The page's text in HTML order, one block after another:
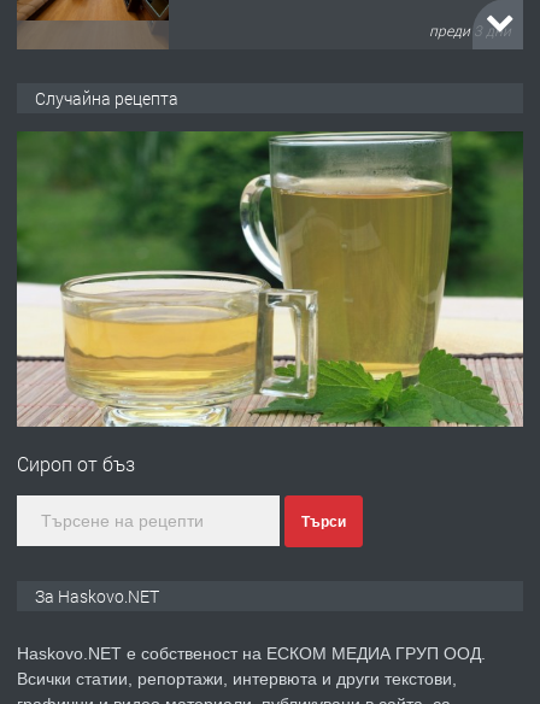
преди 3 дни
АПАРТАМЕНТ В ЦЕНТЪРА НА ГР.
ХАСКОВО
преди 4 дни
Давам гараж под наем
преди 4 дни
ПРЕДЛАГА
№4120 Магазин/Офис под наем в кв.
преди 5 дни
Случайна рецепта
Сироп от бъз
Търси
За Haskovo.NET
Haskovo.NET е собственост на ЕСКОМ МЕДИА ГРУП ООД.
Всички статии, репортажи, интервюта и други текстови,